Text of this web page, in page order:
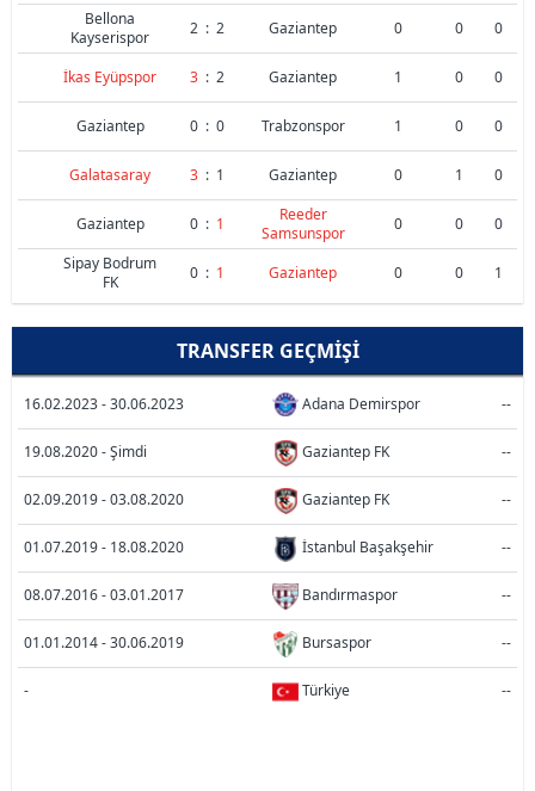
Bellona
Kayserispor
2 : 2 Gaziantep 0 0 0
İkas Eyüpspor 3 : 2 Gaziantep 1 0 0
Gaziantep 0 : 0 Trabzonspor 1 0 0
Galatasaray 3 : 1 Gaziantep 0 1 0
Gaziantep 0 : 1
Reeder
Samsunspor
0 0
0
Sipay Bodrum
FK
0 : 1 Gaziantep 0 0 1
TRANSFER GEÇMIŞI
16.02.2023 - 30.06.2023 Adana Demirspor --
19.08.2020 - Şimdi Gaziantep FK --
02.09.2019 - 03.08.2020 Gaziantep FK --
01.07.2019 - 18.08.2020 İstanbul Başakşehir --
08.07.2016 - 03.01.2017 Bandırmaspor --
01.01.2014 - 30.06.2019 Bursaspor --
- Türkiye --